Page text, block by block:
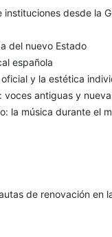
desde la
del nuevo Estado
española
y la estética
antiguas y
la música durante el
de renovación en